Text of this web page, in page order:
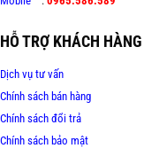
HỖ TRỢ KHÁCH HÀNG
Dịch vụ tư vấn
Chính sách bán hàng
Chính sách đổi trả
Chính sách bảo mật